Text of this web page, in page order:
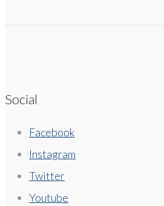
Social
Facebook
Instagram
Twitter
Youtube